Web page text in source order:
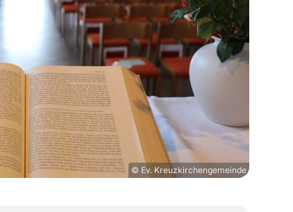
© Ev. Kreuzkirchengemeinde